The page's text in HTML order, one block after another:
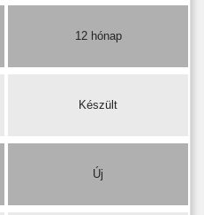
12 hónap
Készült
Új